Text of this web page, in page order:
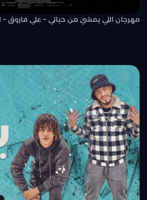
مهرجان اللي يمشي من حياتي – علي فاروق –